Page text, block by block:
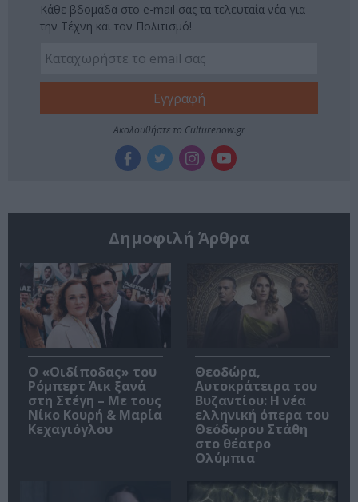
Κάθε βδομάδα στο e-mail σας τα τελευταία νέα για
την Τέχνη και τον Πολιτισμό!
Ακολουθήστε το Culturenow.gr
Δημοφιλή Άρθρα
O «Οιδίποδας» του
Ρόμπερτ Άικ ξανά
στη Στέγη – Με τους
Νίκο Κουρή & Μαρία
Κεχαγιόγλου
Θεοδώρα,
Αυτοκράτειρα του
Βυζαντίου: Η νέα
ελληνική όπερα του
Θεόδωρου Στάθη
στο θέατρο
Ολύμπια